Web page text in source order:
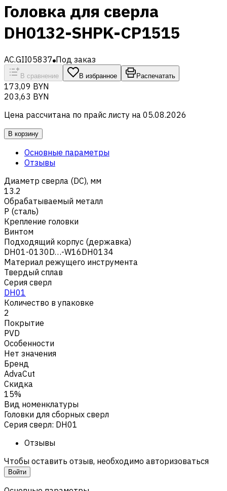
Головка для сверла
DH0132-SHPK-CP1515
AC.GII05837 Под заказ
В сравнение В избранное Распечатать
173,09 BYN
203,63 BYN
Цена рассчитана по прайс листу на 05.08.2026
В корзину
Основные параметры
Отзывы
Диаметр сверла (DC), мм
13.2
Обрабатываемый металл
Р (сталь)
Крепление головки
Винтом
Подходящий корпус (державка)
DH01-0130D…-W16DH0134
Материал режущего инструмента
Твердый сплав
Серия сверл
DH01
Количество в упаковке
2
Покрытие
PVD
Особенности
Нет значения
Бренд
AdvaCut
Скидка
15%
Вид номенклатуры
Головки для сборных сверл
Серия сверл: DH01
Отзывы
Чтобы оставить отзыв, необходимо авторизоваться
Войти